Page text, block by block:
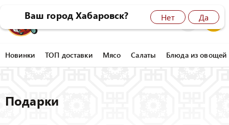
8 (4212) 45-77-77 0
Новинки ТОП доставки Мясо Салаты Блюда из овощей
Подарки
Ваш город Хабаровск? Да
Нет